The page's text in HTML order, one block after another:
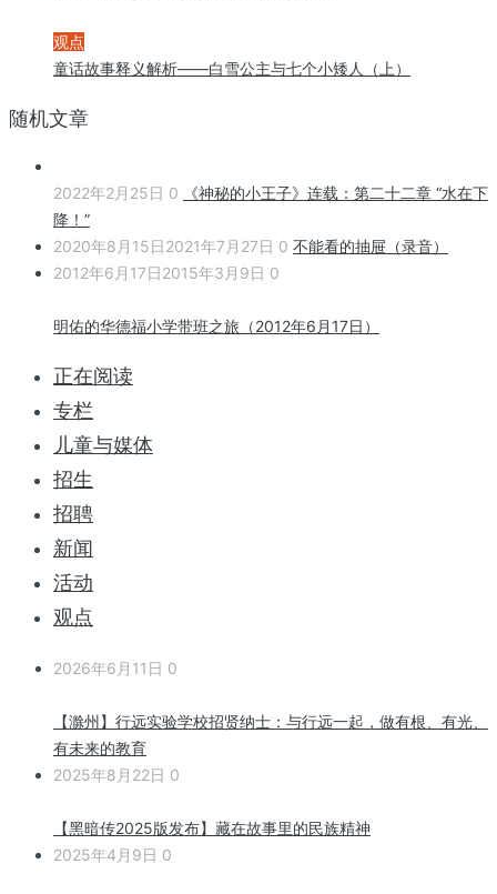
观点
童话故事释义解析——白雪公主与七个小矮人（上）
随机文章
2022年2月25日 0
《神秘的小王子》连载：第二十二章 “水在下
降！”
2020年8月15日2021年7月27日 0 不能看的抽屉（录音）
2012年6月17日2015年3月9日 0
明佑的华德福小学带班之旅（2012年6月17日）
正在阅读
专栏
儿童与媒体
招生
招聘
新闻
活动
观点
2026年6月11日 0
【滁州】行远实验学校招贤纳士：与行远一起，做有根、有光、
有未来的教育
2025年8月22日 0
【黑暗传2025版发布】藏在故事里的民族精神
2025年4月9日 0